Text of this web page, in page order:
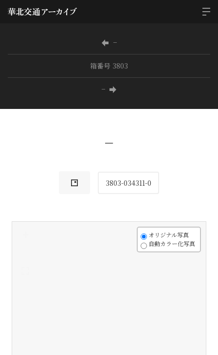
−
箱番号 3803
−
−
3803-034311-0
オリジナル写真
自動カラー化写真